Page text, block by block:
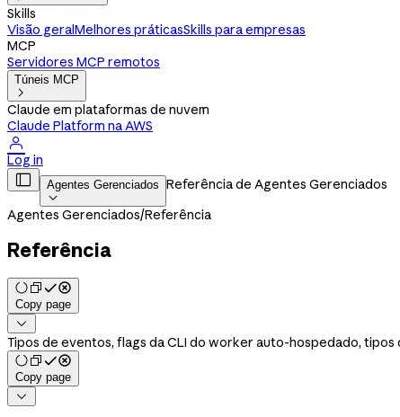
Skills
Visão geralMelhores práticasSkills para empresas
MCP
Servidores MCP remotos
Túneis MCP

Claude em plataformas de nuvem
Claude Platform na AWS

Log in
 Agentes Gerenciados

Referência de Agentes Gerenciados
Agentes Gerenciados/Referência
Referência
Copy page

Tipos de eventos, flags da CLI do worker auto-hospedado,
Copy page
